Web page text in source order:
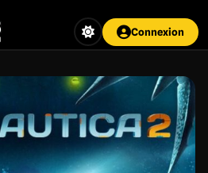
Connexion